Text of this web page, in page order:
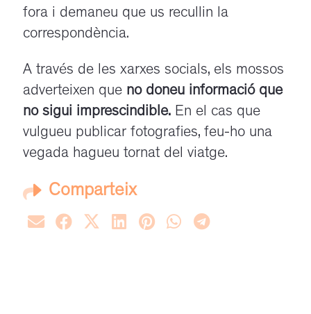
fora i demaneu que us recullin la
correspondència.
A través de les xarxes socials, els mossos
adverteixen que no doneu informació que
no sigui imprescindible. En el cas que
vulgueu publicar fotografies, feu-ho una
vegada hagueu tornat del viatge.
Comparteix